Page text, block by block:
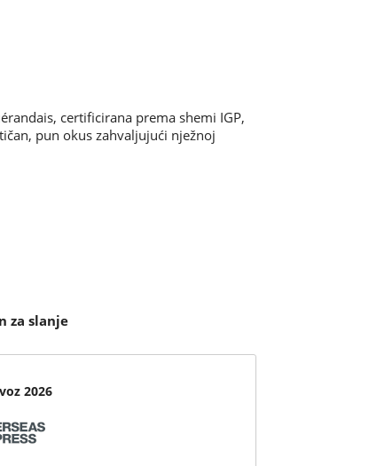
certificirana prema shemi IGP,
pun okus zahvaljujući nježnoj
za slanje
2026